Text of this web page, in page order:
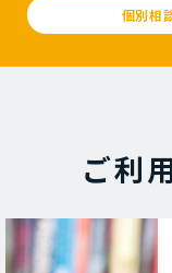
個別相
ご利